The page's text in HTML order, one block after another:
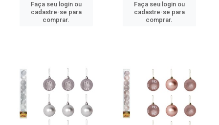
Faça seu login ou
cadastre-se para
comprar.
Faça seu login ou
cadastre-se para
comprar.